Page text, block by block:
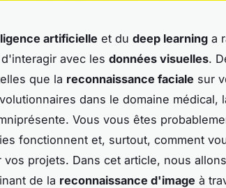
artificielle et du deep learning a
avec les données visuelles.
que la reconnaissance faciale sur
dans le domaine médical,
Vous vous êtes
fonctionnent et, surtout, comment
vos projets. Dans cet article, nous
de la reconnaissance d'image à